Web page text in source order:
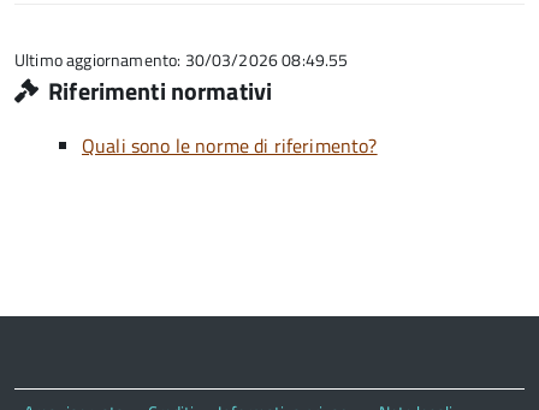
5
Ultimo aggiornamento: 30/03/2026 08:49.55
Riferimenti normativi
Quali sono le norme di riferimento?